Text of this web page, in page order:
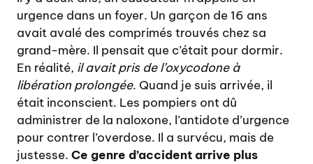
urgence dans un foyer. Un garçon de 16 ans
avait avalé des comprimés trouvés chez sa
grand-mère. Il pensait que c’était pour dormir.
En réalité, il avait pris de l’oxycodone à
libération prolongée. Quand je suis arrivée, il
était inconscient. Les pompiers ont dû
administrer de la naloxone, l’antidote d’urgence
pour contrer l’overdose. Il a survécu, mais de
justesse. Ce genre d’accident arrive plus